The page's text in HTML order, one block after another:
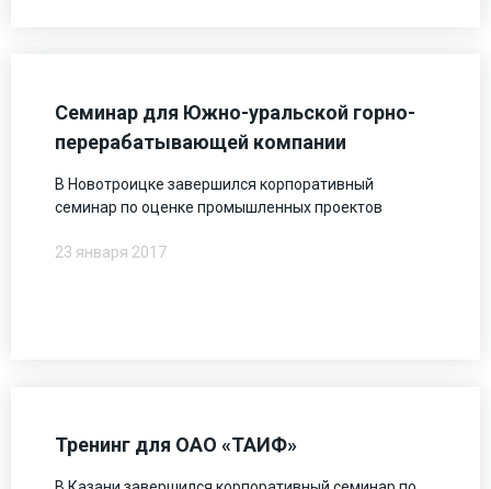
Семинар для Южно-уральской горно-
перерабатывающей компании
В Новотроицке завершился корпоративный
семинар по оценке промышленных проектов
23 января 2017
Тренинг для ОАО «ТАИФ»